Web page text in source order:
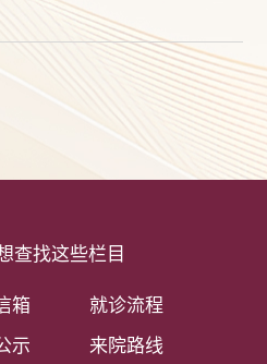
查找这些栏目
箱
就诊流程
示
来院路线